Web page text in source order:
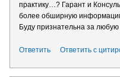
практику…? Гарант и
более обширную
Буду признательна за
Ответить Ответить с